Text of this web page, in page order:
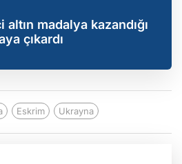
madalya kazandığı
çıkardı
Eskrim Ukrayna